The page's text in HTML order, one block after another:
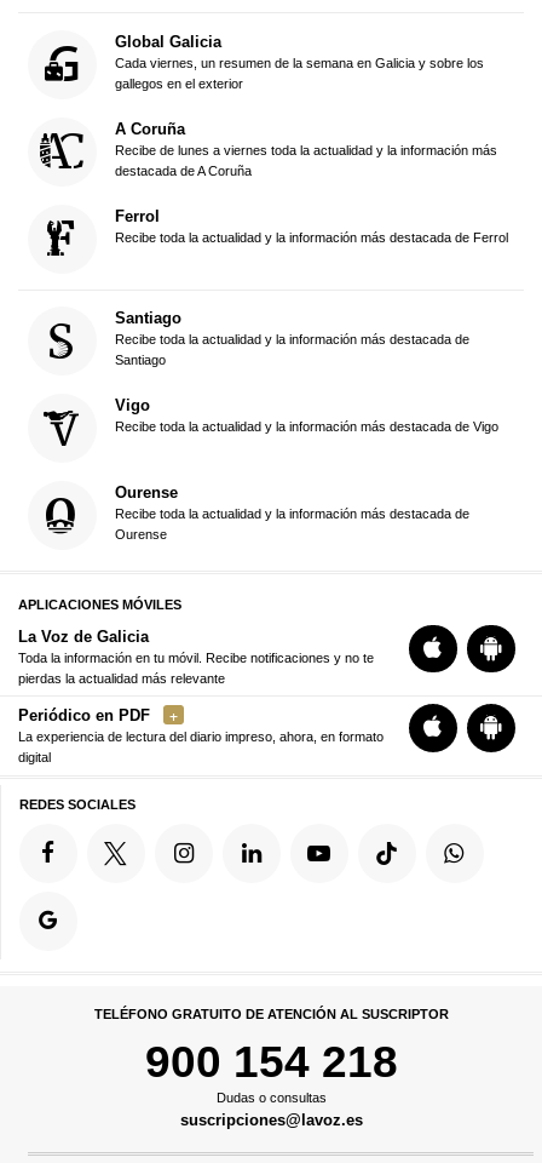
Global Galicia
Cada viernes, un resumen de la semana en Galicia y sobre los
gallegos en el exterior
A Coruña
Recibe de lunes a viernes toda la actualidad y la información más
destacada de A Coruña
Ferrol
Recibe toda la actualidad y la información más destacada de Ferrol
Santiago
Recibe toda la actualidad y la información más destacada de
Santiago
Vigo
Recibe toda la actualidad y la información más destacada de Vigo
Ourense
Recibe toda la actualidad y la información más destacada de
Ourense
APLICACIONES MÓVILES
La Voz de Galicia
Toda la información en tu móvil. Recibe notificaciones y no te
pierdas la actualidad más relevante
Periódico en PDF
La experiencia de lectura del diario impreso, ahora, en formato
digital
REDES SOCIALES
TELÉFONO GRATUITO DE ATENCIÓN AL SUSCRIPTOR
900 154 218
Dudas o consultas
suscripciones@lavoz.es